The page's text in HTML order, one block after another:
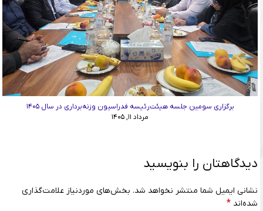
برگزاری سومین جلسه هیئت‌رئیسه فدراسیون وزنه‌برداری در سال ۱۴۰۵
مرداد ۱۱, ۱۴۰۵
دیدگاهتان را بنویسید
نشانی ایمیل شما منتشر نخواهد شد. بخش‌های موردنیاز علامت‌گذاری
شده‌اند *